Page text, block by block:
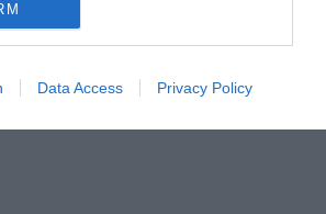
Data Access Privacy Policy